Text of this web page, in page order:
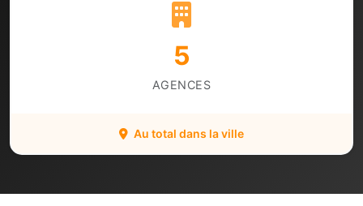
5
AGENCES
Au total dans la ville